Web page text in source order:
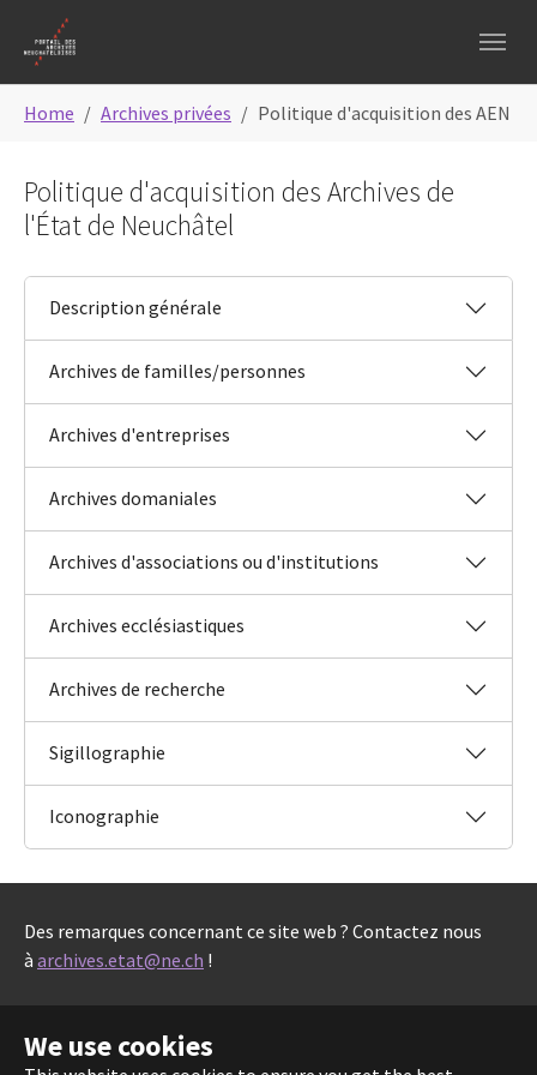
We use cookies
Skip to main content
Skip to page footer
Home Archives privées Politique d'acquisition des AEN
Politique d'acquisition des Archives de
l'État de Neuchâtel
Description générale
Archives de familles/personnes
Archives d'entreprises
Archives domaniales
Archives d'associations ou d'institutions
Archives ecclésiastiques
Archives de recherche
Sigillographie
Iconographie
Des remarques concernant ce site web ? Contactez nous
à archives.etat@ne.ch !